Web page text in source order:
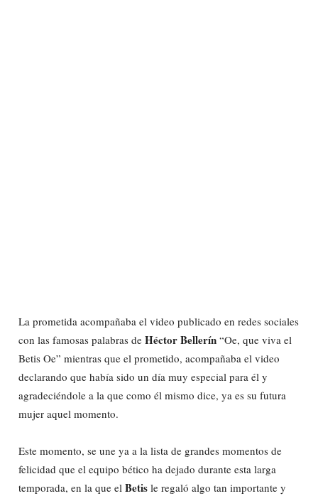
La prometida acompañaba el video publicado en redes sociales
con las famosas palabras de Héctor Bellerín “Oe, que viva el
Betis Oe” mientras que el prometido, acompañaba el video
declarando que había sido un día muy especial para él y
agradeciéndole a la que como él mismo dice, ya es su futura
mujer aquel momento.
Este momento, se une ya a la lista de grandes momentos de
felicidad que el equipo bético ha dejado durante esta larga
temporada, en la que el Betis le regaló algo tan importante y